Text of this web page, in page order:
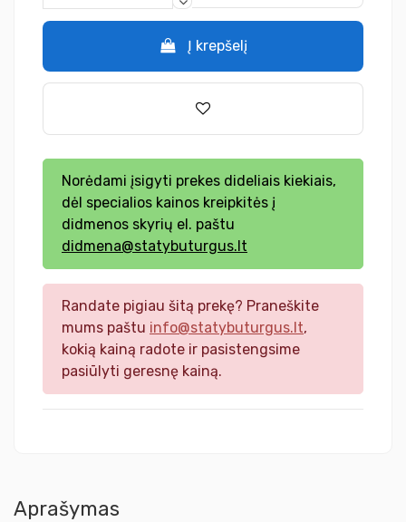
Į krepšelį
Norėdami įsigyti prekes dideliais kiekiais,
dėl specialios kainos kreipkitės į
didmenos skyrių el. paštu
didmena@statybuturgus.lt
Randate pigiau šitą prekę? Praneškite
mums paštu info@statybuturgus.lt,
kokią kainą radote ir pasistengsime
pasiūlyti geresnę kainą.
Aprašymas